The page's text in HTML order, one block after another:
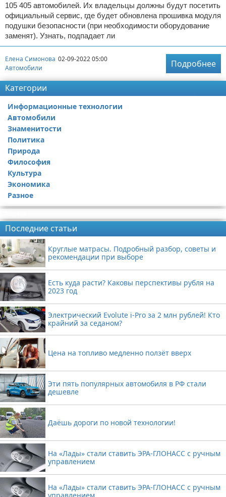
105 405 автомобилей. Их владельцы должны будут посетить
официальный сервис, где будет обновлена прошивка модуля
подушки безопасности (при необходимости оборудование
заменят). Узнать, подпадает ли
Елена Симонова 02-09-2022 05:00
Автомобили
Подробнее
Категории
Информационные технологии
Автомобили
Знаменитости
Политика
Природа
Философия
Культура
Экономика
Разное
Последние статьи
Круглые матрасы. Подробный разбор, советы и
рекомендации при выборе
Есть куда расти? Каковы перспективы рубля на
2023 год
Электрический Evolute i-Pro за 2 млн рублей! Кто
крайний за седаном?
Цена на топливо медленно ползёт вверх
Эти пять популярных автомобиля в РФ стали
дешевле
Даёшь дороги по новой технологии!
На «Лады» стали ставить ЭРА-ГЛОНАСС с ручным
управлением
На «Лады» стали ставить ЭРА-ГЛОНАСС с ручным